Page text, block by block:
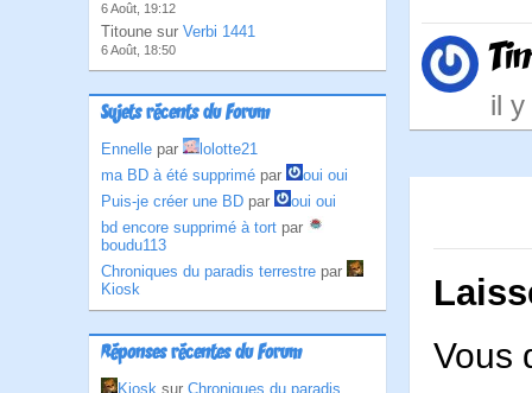
6 Août, 19:12
Titoune sur Verbi 1441
6 Août, 18:50
Sujets récents du Forum
Ennelle par
lolotte21
ma BD à été supprimé par
oui oui
Puis-je créer une BD par
oui oui
bd encore supprimé à tort par
boudu113
Chroniques du paradis terrestre par
Kiosk
Réponses récentes du Forum
Kiosk sur Chroniques du paradis
il
Vous